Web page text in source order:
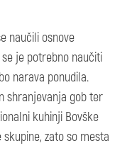
naučili osnove
je potrebno naučiti
narava ponudila.
shranjevanja gob ter
kuhinji Bovške
zato so mesta